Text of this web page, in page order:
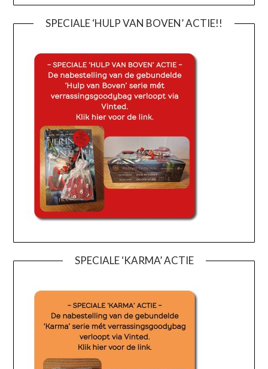
SPECIALE ‘HULP VAN BOVEN’ ACTIE!!
SPECIALE ‘KARMA’ ACTIE